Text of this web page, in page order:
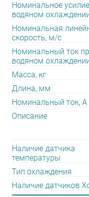
Номинальное
водяном
Номинальная
скорость, м/с
Номинальный ток
водяном
Масса, кг
Длина, мм
Номинальный ток, А
Описание
Наличие датчика
температуры
Тип охлаждения
Наличие датчиков